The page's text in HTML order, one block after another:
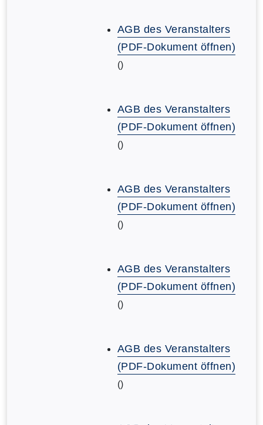
AGB des Veranstalters
(PDF-Dokument öffnen)
()
AGB des Veranstalters
(PDF-Dokument öffnen)
()
AGB des Veranstalters
(PDF-Dokument öffnen)
()
AGB des Veranstalters
(PDF-Dokument öffnen)
()
AGB des Veranstalters
(PDF-Dokument öffnen)
()